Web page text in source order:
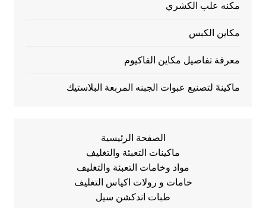
مكنه علب الكشري
مكاين الكبس
معرفة تفاصيل مكاين الفاكيوم
ماكينهً لتصنيع عبوات الجبنه المربعة البلاستيك
الصفحة الرئيسية
ماكينات التعبئة والتغليف
مواد وخامات التعبئة والتغليف
خامات و رولات اكياس التغليف
طبات اندكشن سيل